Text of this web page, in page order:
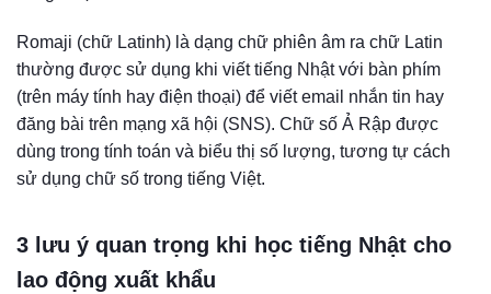
Romaji (chữ Latinh) là dạng chữ phiên âm ra chữ Latin
thường được sử dụng khi viết tiếng Nhật với bàn phím
(trên máy tính hay điện thoại) để viết email nhắn tin hay
đăng bài trên mạng xã hội (SNS). Chữ số Ả Rập được
dùng trong tính toán và biểu thị số lượng, tương tự cách
sử dụng chữ số trong tiếng Việt.
3 lưu ý quan trọng khi học tiếng Nhật cho
lao động xuất khẩu